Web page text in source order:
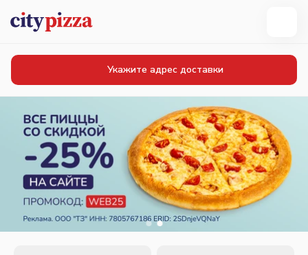
Укажите адрес доставки